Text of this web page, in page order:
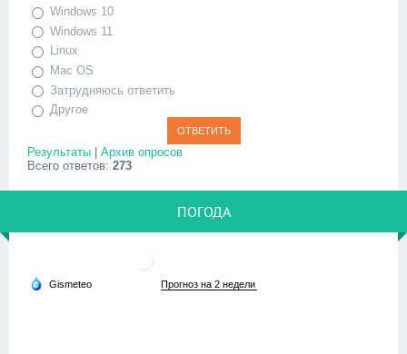
Windows 10
Windows 11
Linux
Mac OS
Затрудняюсь ответить
Другое
Результаты | Архив опросов
Всего ответов: 273
ПОГОДА